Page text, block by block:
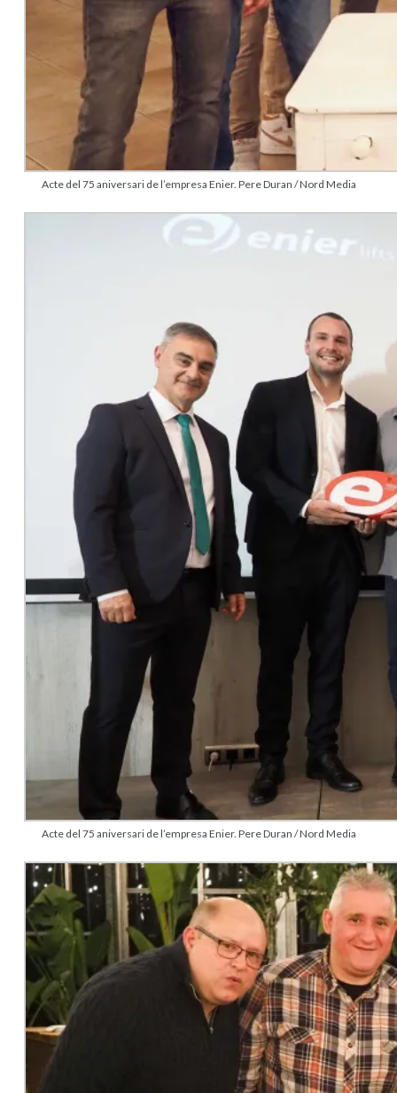
Acte del 75 aniversari de l’empresa Enier. Pere Duran / Nord Media
Acte del 75 aniversari de l’empresa Enier. Pere Duran / Nord Media